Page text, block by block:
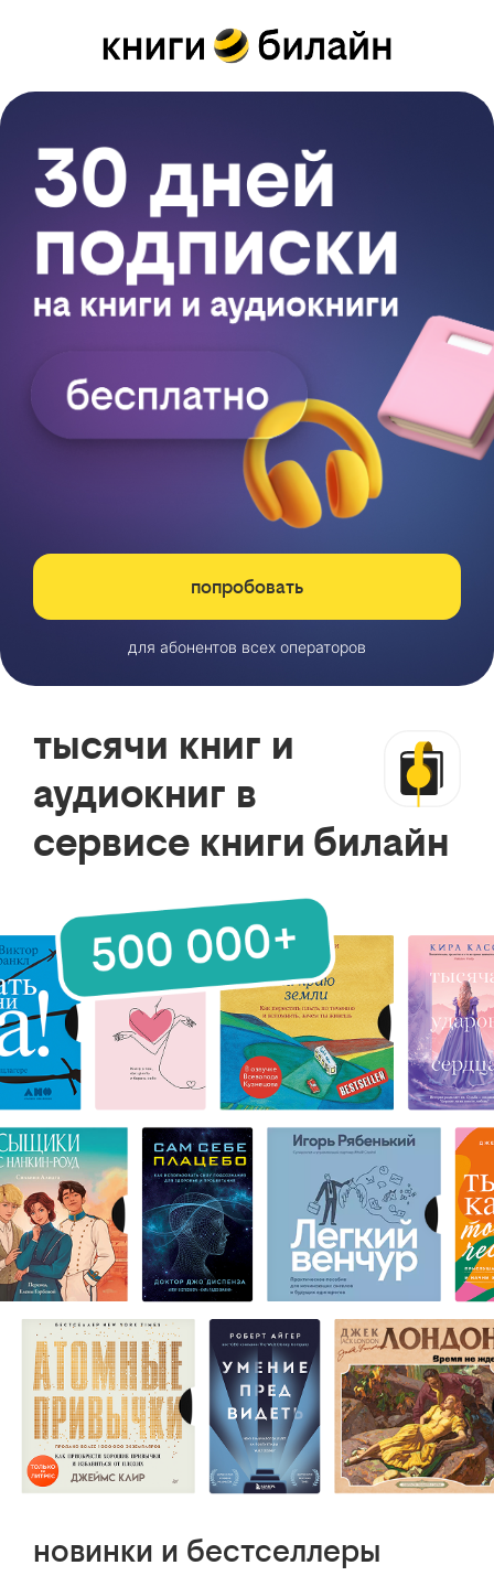
попробовать
для абонентов всех операторов
тысячи книг и
аудиокниг в
сервисе книги билайн
новинки и бестселлеры